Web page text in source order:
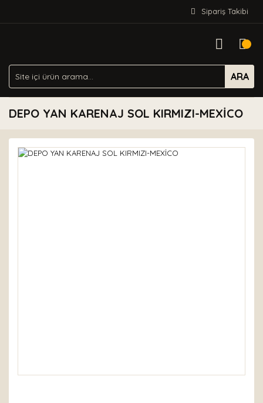
Sipariş Takibi
ARA
DEPO YAN KARENAJ SOL KIRMIZI-MEXİCO